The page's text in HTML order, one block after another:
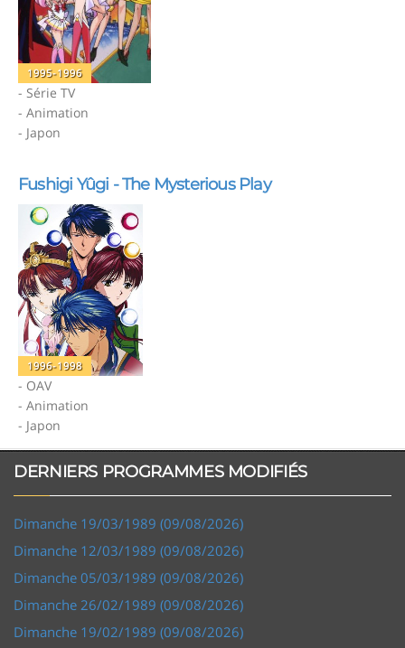
1995-1996
- Série TV
- Animation
- Japon
Fushigi Yûgi - The Mysterious Play
1996-1998
- OAV
- Animation
- Japon
DERNIERS PROGRAMMES MODIFIÉS
Dimanche 19/03/1989 (09/08/2026)
Dimanche 12/03/1989 (09/08/2026)
Dimanche 05/03/1989 (09/08/2026)
Dimanche 26/02/1989 (09/08/2026)
Dimanche 19/02/1989 (09/08/2026)